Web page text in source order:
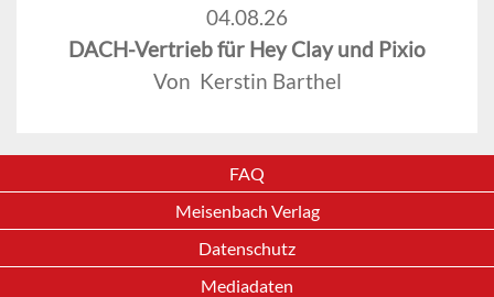
04.08.26
DACH-Vertrieb für Hey Clay und Pixio
Von Kerstin Barthel
FAQ
Meisenbach Verlag
Datenschutz
Mediadaten